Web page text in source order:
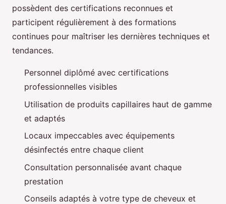
possèdent des certifications reconnues et
participent régulièrement à des formations
continues pour maîtriser les dernières techniques et
tendances.
Personnel diplômé avec certifications
professionnelles visibles
Utilisation de produits capillaires haut de gamme
et adaptés
Locaux impeccables avec équipements
désinfectés entre chaque client
Consultation personnalisée avant chaque
prestation
Conseils adaptés à votre type de cheveux et